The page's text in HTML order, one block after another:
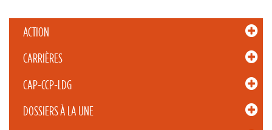
ACTION
CARRIÈRES
CAP-CCP-LDG
DOSSIERS À LA UNE